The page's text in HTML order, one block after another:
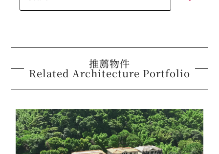
推薦物件
Related Architecture Portfolio